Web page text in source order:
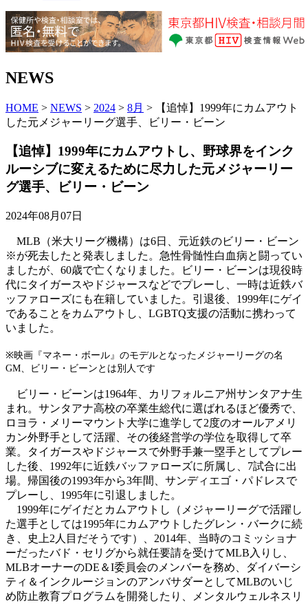
NEWS
HOME > NEWS > 2024 > 8月 > 【追悼】1999年にカムアウト
した元メジャーリーグ選手、ビリー・ビーン
【追悼】1999年にカムアウトし、野球界をインク
ルーシブに変えるために尽力した元メジャーリー
グ選手、ビリー・ビーン
2024年08月07日
MLB（米大リーグ機構）は6日、元近鉄のビリー・ビーン
※が死去したと発表しました。急性骨髄性白血病と闘ってい
ましたが、60歳で亡くなりました。ビリー・ビーンは現役時
代にタイガースやドジャースなどでプレーし、一時は近鉄バ
ッファローズにも在籍していました。引退後、1999年にゲイ
であることをカムアウトし、LGBTQ支援の活動に携わって
いました。
※映画『マネー・ボール』のモデルとなったメジャーリーグの名
GM、ビリー・ビーンとは別人です
ビリー・ビーンは1964年、カリフォルニア州サンタアナ生
まれ。サンタアナ高校の卒業生総代に選ばれるほど優秀で、
ロヨラ・メリーマウント大学に進学して2度のオールアメリ
カン外野手として活躍、その後経営学の学位を取得して卒
業。タイガースやドジャースで外野手兼一塁手としてプレー
した後、1992年に近鉄バッファローズに所属し、7試合に出
場。帰国後の1993年から3年間、サンディエゴ・パドレスで
プレーし、1995年に引退しました。
1999年にゲイだとカムアウトし（メジャーリーグで活躍し
た選手としては1995年にカムアウトしたグレン・バークに続
き、史上2人目だそうです）、2014年、当時のコミッショナ
ーだったバド・セリグから就任要請を受けてMLB入りし、
MLBオーナーのDE＆I委員会のメンバーを務め、ダイバーシ
ティ＆インクルージョンのアンバサダーとしてMLBのいじ
め防止教育プログラムを開発したり、メンタルウェルネスリ